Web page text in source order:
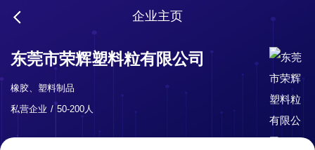
企业主页
东莞市荣辉塑料粒有限公司
橡胶、塑料制品
私营企业
50-200人